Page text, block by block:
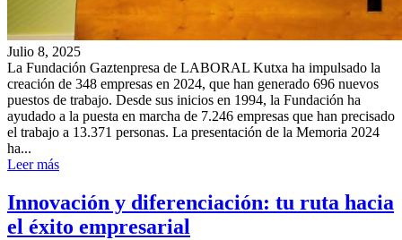
Julio 8, 2025
La Fundación Gaztenpresa de LABORAL Kutxa ha impulsado la
creación de 348 empresas en 2024, que han generado 696 nuevos
puestos de trabajo. Desde sus inicios en 1994, la Fundación ha
ayudado a la puesta en marcha de 7.246 empresas que han precisado
el trabajo a 13.371 personas. La presentación de la Memoria 2024
ha...
Leer más
Innovación y diferenciación: tu ruta hacia
el éxito empresarial